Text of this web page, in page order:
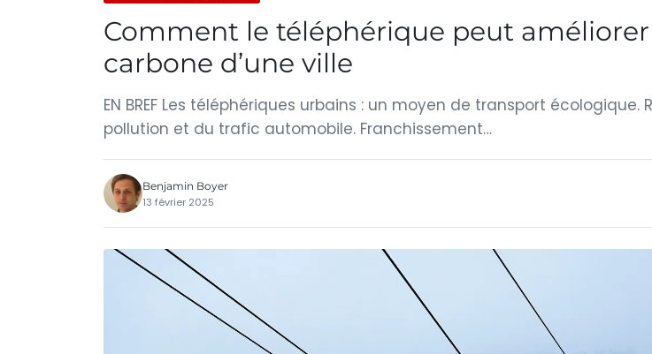
Comment le téléphérique peut
carbone d’une ville
EN BREF Les téléphériques urbains : un moyen de transport écologique.
pollution et du trafic automobile. Franchissement…
Benjamin Boyer
13 février 2025